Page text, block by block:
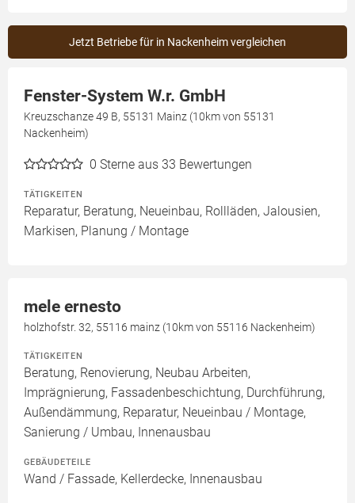
Jetzt Betriebe für in Nackenheim vergleichen
Fenster-System W.r. GmbH
Kreuzschanze 49 B, 55131 Mainz (10km von 55131
Nackenheim)
0 Sterne aus 33 Bewertungen
TÄTIGKEITEN
Reparatur, Beratung, Neueinbau, Rollläden, Jalousien,
Markisen, Planung / Montage
mele ernesto
holzhofstr. 32, 55116 mainz (10km von 55116 Nackenheim)
TÄTIGKEITEN
Beratung, Renovierung, Neubau Arbeiten,
Imprägnierung, Fassadenbeschichtung, Durchführung,
Außendämmung, Reparatur, Neueinbau / Montage,
Sanierung / Umbau, Innenausbau
GEBÄUDETEILE
Wand / Fassade, Kellerdecke, Innenausbau